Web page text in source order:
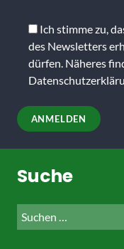
lasse
dieses
Feld
leer.
Ich stimme zu,
des Newsletters
dürfen. Näheres
Suche
Suche
nach: